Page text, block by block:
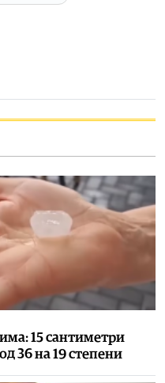
15 сантиметри
36 на 19 степени